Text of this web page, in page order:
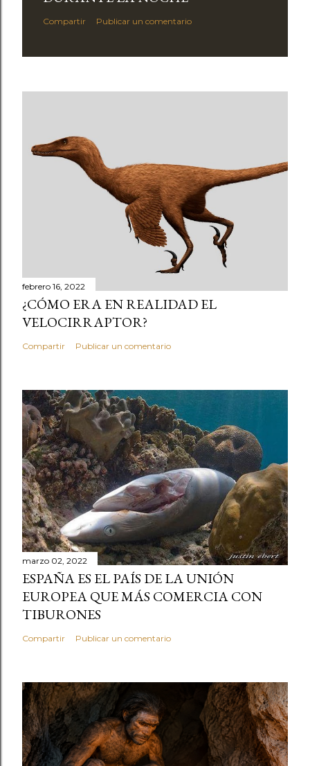
Compartir Publicar un comentario
febrero 16, 2022
¿CÓMO ERA EN REALIDAD EL
VELOCIRRAPTOR?
Compartir Publicar un comentario
marzo 02, 2022
ESPAÑA ES EL PAÍS DE LA UNIÓN
EUROPEA QUE MÁS COMERCIA CON
TIBURONES
Compartir Publicar un comentario